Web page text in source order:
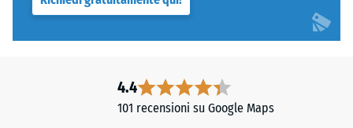
4.4
101 recensioni su Google Maps